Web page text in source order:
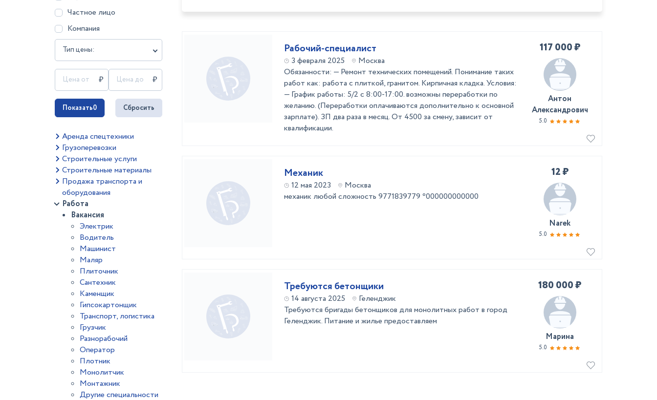
Частное лицо
Компания
Тип цены:
Показать0 Сбросить
Аренда спецтехники
Грузоперевозки
Строительные услуги
Строительные материалы
Продажа транспорта и
оборудования
Работа
Вакансия
Электрик
Водитель
Машинист
Маляр
Плиточник
Сантехник
Каменщик
Гипсокартонщик
Транспорт, логистика
Грузчик
Разнорабочий
Оператор
Плотник
Монолитчик
Монтажник
Другие специальности
Рабочий-специалист
3 февраля 2025
Москва
Обязанности: — Ремонт технических помещений. Понимание таких
работ как: работа с плиткой, гранитом. Кирпичная кладка. Условия:
— График работы: 5/2 с 8:00-17:00. возможны переработки по
желанию. (Переработки оплачиваются дополнительно к основной
зарплате). ЗП два раза в месяц. От 4500 за смену, зависит от
квалификации.
117 000 ₽
Антон
Александрович
5.0
Механик
12 мая 2023
Москва
механик любой сложность 9771839779 ⁰000000000000
12 ₽
Narek
5.0
Требуются бетонщики
14 августа 2025
Геленджик
Требуются бригады бетонщиков для монолитных работ в город
Геленджик. Питание и жилье предоставляем
180 000 ₽
Марина
5.0